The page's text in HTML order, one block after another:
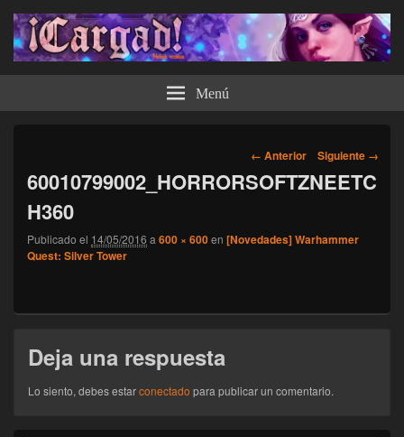
¡Cargad! Menú
Navegador
de
imágenes
← Anterior Siguiente →
60010799002_HORRORSOFTZNEETC
H360
Publicado el 14/05/2016 a 600 × 600en [Novedades] Warhammer
Quest: Silver Tower
Deja una respuesta
Lo siento, debes estarconectado para publicar un comentario.